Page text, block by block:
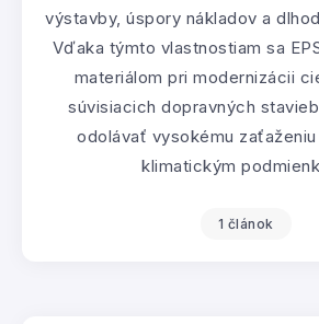
výstavby, úspory nákladov a
Vďaka týmto vlastnostiam sa
materiálom pri modernizácii
súvisiacich dopravných
odolávať vysokému
klimatickým
1 článok